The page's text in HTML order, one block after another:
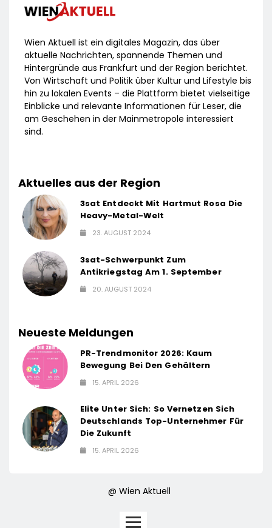
Wien Aktuell ist ein digitales Magazin, das über
aktuelle Nachrichten, spannende Themen und
Hintergründe aus Frankfurt und der Region berichtet.
Von Wirtschaft und Politik über Kultur und Lifestyle bis
hin zu lokalen Events – die Plattform bietet vielseitige
Einblicke und relevante Informationen für Leser, die
am Geschehen in der Mainmetropole interessiert
sind.
Aktuelles aus der Region
3sat Entdeckt Mit Hartmut Rosa Die
Heavy-Metal-Welt
23. AUGUST 2024
3sat-Schwerpunkt Zum
Antikriegstag Am 1. September
20. AUGUST 2024
Neueste Meldungen
PR-Trendmonitor 2026: Kaum
Bewegung Bei Den Gehältern
15. APRIL 2026
Elite Unter Sich: So Vernetzen Sich
Deutschlands Top-Unternehmer Für
Die Zukunft
15. APRIL 2026
@ Wien Aktuell